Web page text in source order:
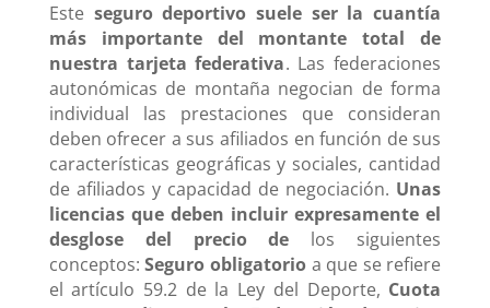
Este seguro deportivo suele ser la cuantía
más importante del montante total de
nuestra tarjeta federativa. Las federaciones
autonómicas de montaña negocian de forma
individual las prestaciones que consideran
deben ofrecer a sus afiliados en función de sus
características geográficas y sociales, cantidad
de afiliados y capacidad de negociación. Unas
licencias que deben incluir expresamente el
desglose del precio de los siguientes
conceptos:Seguro obligatorioa que se refiere
el artículo 59.2 de la Ley del Deporte, Cuota